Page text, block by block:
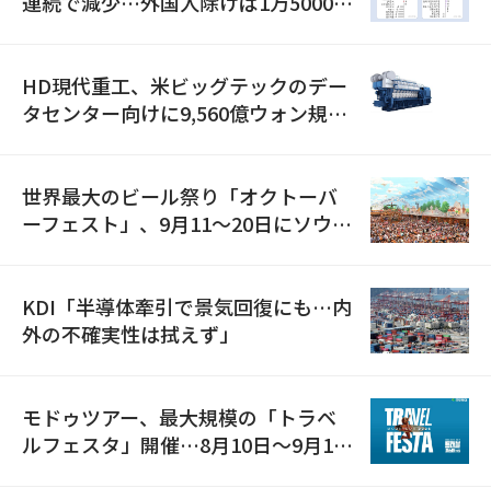
HD現代重工、米ビッグテックのデー
タセンター向けに9,560億ウォン規模
世界最大のビール祭り「オクトーバ
ーフェスト」、9月11〜20日にソウル
KDI「半導体牽引で景気回復にも…内
外の不確実性は拭えず」
モドゥツアー、最大規模の「トラベ
ルフェスタ」開催…8月10日～9月11